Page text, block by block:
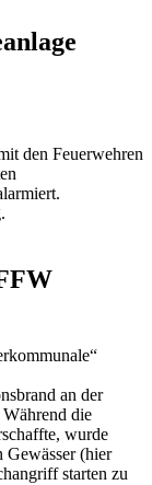
den Feuerwehren
an der
die
wurde
Gewässer (hier
starten zu